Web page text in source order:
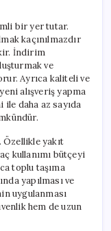
bir yer tutar.
kaçınılmazdır
İndirim
ve
Ayrıca kaliteli ve
alışveriş yapma
daha az sayıda
Özellikle yakıt
kullanımı bütçeyi
toplu taşıma
yapılması ve
uygulanması
hem de uzun